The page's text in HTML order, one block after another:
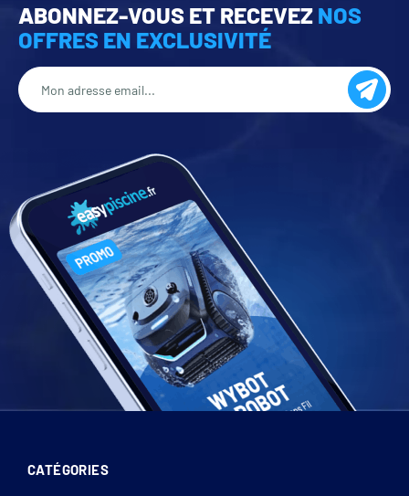
ABONNEZ-VOUS ET RECEVEZ NOS
OFFRES EN EXCLUSIVITÉ
CATÉGORIES